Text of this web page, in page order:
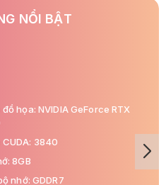
NỔI BẬT
họa: NVIDIA GeForce RTX
CUDA: 3840
8GB
nhớ: GDDR7